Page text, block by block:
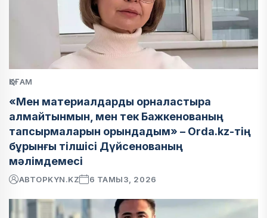
ҚОҒАМ
«Мен материалдарды орналастыра
алмайтынмын, мен тек Бажкенованың
тапсырмаларын орындадым» – Orda.kz-тің
бұрынғы тілшісі Дүйсенованың
мәлімдемесі
АВТОРKYN.KZ 6 ТАМЫЗ, 2026